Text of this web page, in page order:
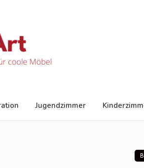
Jugendzimmer